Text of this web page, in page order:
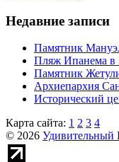
Недавние записи
Памятник
Пляж Ипанема в
Памятник
Архиепархия
Исторический
Карта сайта: 1 2 3 4
© 2026 Удивительный